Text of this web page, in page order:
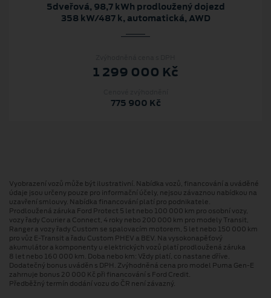
5dveřová, 98,7 kWh prodloužený dojezd
358 kW/487 k, automatická, AWD
1 299 000 Kč
775 900 Kč
Vyobrazení vozů může být ilustrativní. Nabídka vozů, financování a uváděné
údaje jsou určeny pouze pro informační účely, nejsou závaznou nabídkou na
uzavření smlouvy. Nabídka financování platí pro podnikatele.
Prodloužená záruka Ford Protect 5 let nebo 100 000 km pro osobní vozy,
vozy řady Courier a Connect, 4 roky nebo 200 000 km pro modely Transit,
Ranger a vozy řady Custom se spalovacím motorem, 5 let nebo 150 000 km
pro vůz E-Transit a řadu Custom PHEV a BEV. Na vysokonapěťový
akumulátor a komponenty u elektrických vozů platí prodloužená záruka
8 let nebo 160 000 km. Doba nebo km: Vždy platí, co nastane dříve.
Dodatečný bonus uváděn s DPH. Zvýhodněná cena pro model Puma Gen⁠-⁠E
zahrnuje bonus 20 000 Kč při financování s Ford Credit.
Předběžný termín dodání vozu do ČR není závazný.